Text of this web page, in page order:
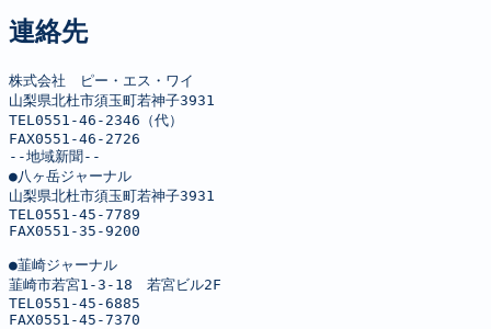
連絡先
株式会社　ピー・エス・ワイ
山梨県北杜市須玉町若神子3931
TEL0551-46-2346（代）
FAX0551-46-2726
--地域新聞--
●八ヶ岳ジャーナル
山梨県北杜市須玉町若神子3931
TEL0551-45-7789
FAX0551-35-9200
●韮崎ジャーナル
韮崎市若宮1-3-18　若宮ビル2F
TEL0551-45-6885
FAX0551-45-7370